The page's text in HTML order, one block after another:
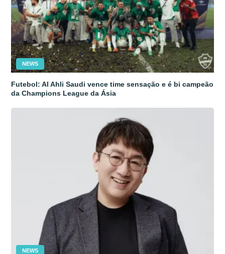
NEWS
Futebol: Al Ahli Saudi vence time sensação e é bi campeão
da Champions League da Ásia
NEWS